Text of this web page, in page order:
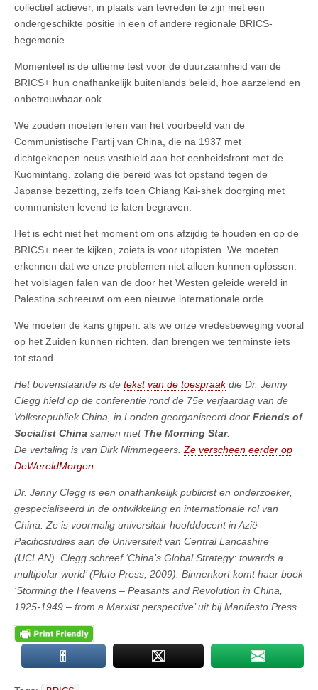
collectief actiever, in plaats van tevreden te zijn met een
ondergeschikte positie in een of andere regionale BRICS-
hegemonie.
Momenteel is de ultieme test voor de duurzaamheid van de
BRICS+ hun onafhankelijk buitenlands beleid, hoe aarzelend en
onbetrouwbaar ook.
We zouden moeten leren van het voorbeeld van de
Communistische Partij van China, die na 1937 met
dichtgeknepen neus vasthield aan het eenheidsfront met de
Kuomintang, zolang die bereid was tot opstand tegen de
Japanse bezetting, zelfs toen Chiang Kai-shek doorging met
communisten levend te laten begraven.
Het is echt niet het moment om ons afzijdig te houden en op de
BRICS+ neer te kijken, zoiets is voor utopisten. We moeten
erkennen dat we onze problemen niet alleen kunnen oplossen:
het volslagen falen van de door het Westen geleide wereld in
Palestina schreeuwt om een nieuwe internationale orde.
We moeten de kans grijpen: als we onze vredesbeweging vooral
op het Zuiden kunnen richten, dan brengen we tenminste iets
tot stand.
Het bovenstaande is de tekst van de toespraakdie Dr. Jenny
Clegg hield op de conferentie rond de 75e verjaardag van de
Volksrepubliek China, in Londen georganiseerd door Friends of
Socialist China samen met The Morning Star.
De vertaling is van Dirk Nimmegeers. Ze verscheen eerder op
DeWereldMorgen.
Dr. Jenny Clegg is een onafhankelijk publicist en onderzoeker,
gespecialiseerd in de ontwikkeling en internationale rol van
China. Ze is voormalig universitair hoofddocent in Azië-
Pacificstudies aan de Universiteit van Central Lancashire
(UCLAN). Clegg schreef ‘China’s Global Strategy: towards a
multipolar world’ (Pluto Press, 2009). Binnenkort komt haar boek
‘Storming the Heavens – Peasants and Revolution in China,
1925-1949 – from a Marxist perspective’ uit bij Manifesto Press.